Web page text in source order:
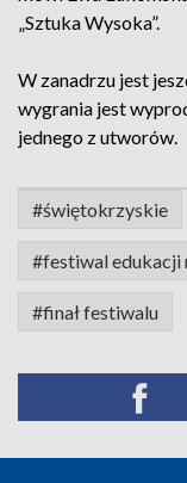
„Sztuka Wysoka”.
W zanadrzu jest
wygrania jest
jednego z utworów.
#świętokrzyskie
#festiwal edukacji
#finał festiwalu